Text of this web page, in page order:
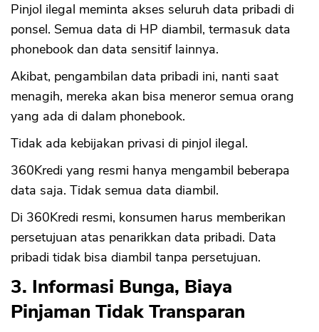
Pinjol ilegal meminta akses seluruh data pribadi di
ponsel. Semua data di HP diambil, termasuk data
phonebook dan data sensitif lainnya.
Akibat, pengambilan data pribadi ini, nanti saat
menagih, mereka akan bisa meneror semua orang
yang ada di dalam phonebook.
Tidak ada kebijakan privasi di pinjol ilegal.
360Kredi yang resmi hanya mengambil beberapa
data saja. Tidak semua data diambil.
Di 360Kredi resmi, konsumen harus memberikan
persetujuan atas penarikkan data pribadi. Data
pribadi tidak bisa diambil tanpa persetujuan.
3. Informasi Bunga, Biaya
Pinjaman Tidak Transparan